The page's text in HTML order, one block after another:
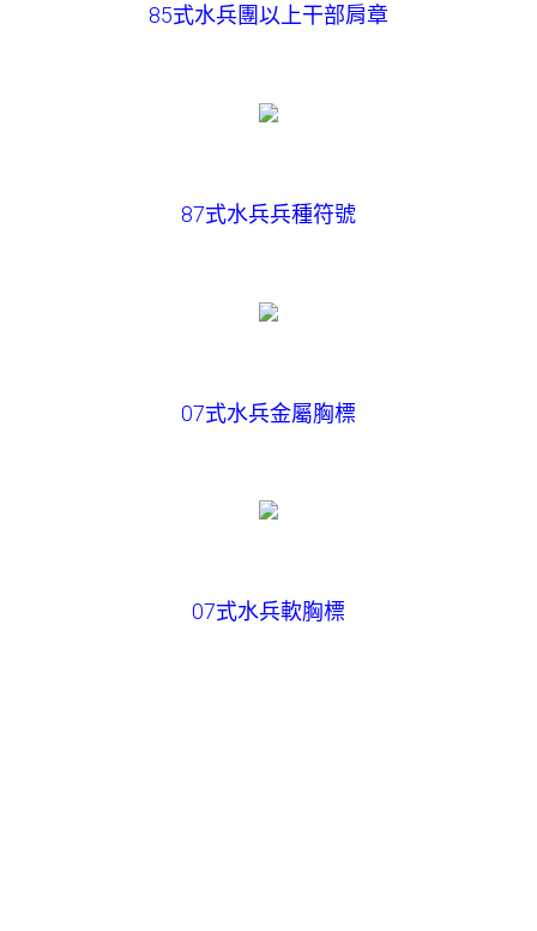
85式水兵團以上干部肩章
87式水兵兵種符號
07式水兵金屬胸標
07式水兵軟胸標